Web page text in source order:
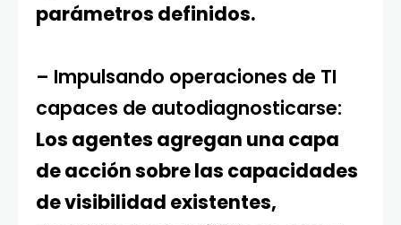
parámetros definidos.
– Impulsando operaciones de TI
capaces de autodiagnosticarse:
Los agentes agregan una capa
de acción sobre las capacidades
de visibilidad existentes,